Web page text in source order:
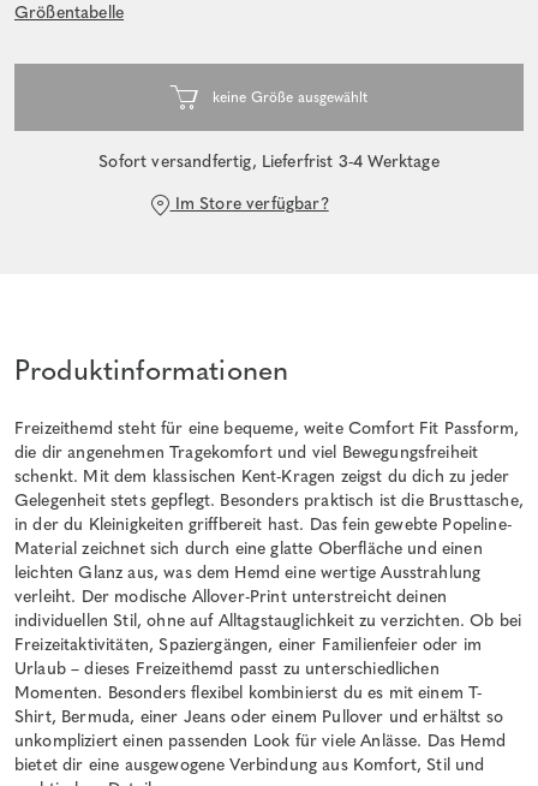
Größentabelle
Sofort versandfertig, Lieferfrist 3-4 Werktage
Im Store verfügbar?
Produktinformationen
Freizeithemd steht für eine bequeme, weite Comfort Fit Passform,
die dir angenehmen Tragekomfort und viel Bewegungsfreiheit
schenkt. Mit dem klassischen Kent-Kragen zeigst du dich zu jeder
Gelegenheit stets gepflegt. Besonders praktisch ist die Brusttasche,
in der du Kleinigkeiten griffbereit hast. Das fein gewebte Popeline-
Material zeichnet sich durch eine glatte Oberfläche und einen
leichten Glanz aus, was dem Hemd eine wertige Ausstrahlung
verleiht. Der modische Allover-Print unterstreicht deinen
individuellen Stil, ohne auf Alltagstauglichkeit zu verzichten. Ob bei
Freizeitaktivitäten, Spaziergängen, einer Familienfeier oder im
Urlaub – dieses Freizeithemd passt zu unterschiedlichen
Momenten. Besonders flexibel kombinierst du es mit einem T-
Shirt, Bermuda, einer Jeans oder einem Pullover und erhältst so
unkompliziert einen passenden Look für viele Anlässe. Das Hemd
bietet dir eine ausgewogene Verbindung aus Komfort, Stil und